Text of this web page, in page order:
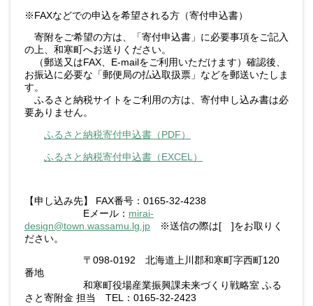
※FAXなどでの申込を希望される方（寄付申込書）
寄附をご希望の方は、「寄付申込書」に必要事項をご記入
の上、和寒町へお送りください。
（郵送又はFAX、E-mailをご利用いただけます）確認後、
お振込に必要な「郵便局の払込取扱票」などを郵送いたしま
す。
ふるさと納税サイトをご利用の方は、寄付申し込み書は必
要ありません。
ふるさと納税寄付申込書（PDF）
ふるさと納税寄付申込書（EXCEL）
【申し込み先】 FAX番号：0165-32-4238
Eメール： mirai-
design@town.wassamu.lg.jp ※送信の際は[ ]をお取りく
ださい。
〒098-0192 北海道上川郡和寒町字西町120
番地
和寒町役場産業振興課未来づくり戦略室 ふる
さと寄附金 担当 TEL：0165-32-2423